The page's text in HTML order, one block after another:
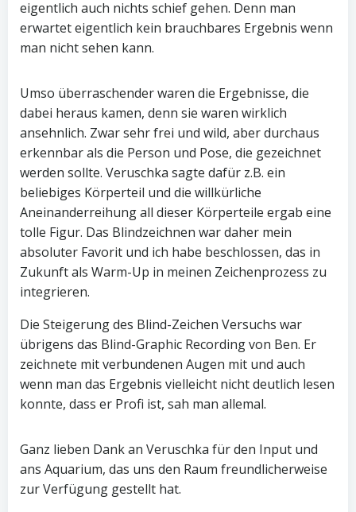
eigentlich auch nichts schief gehen. Denn man
erwartet eigentlich kein brauchbares Ergebnis wenn
man nicht sehen kann.
Umso überraschender waren die Ergebnisse, die
dabei heraus kamen, denn sie waren wirklich
ansehnlich. Zwar sehr frei und wild, aber durchaus
erkennbar als die Person und Pose, die gezeichnet
werden sollte. Veruschka sagte dafür z.B. ein
beliebiges Körperteil und die willkürliche
Aneinanderreihung all dieser Körperteile ergab eine
tolle Figur. Das Blindzeichnen war daher mein
absoluter Favorit und ich habe beschlossen, das in
Zukunft als Warm-Up in meinen Zeichenprozess zu
integrieren.
Die Steigerung des Blind-Zeichen Versuchs war
übrigens das Blind-Graphic Recording von Ben. Er
zeichnete mit verbundenen Augen mit und auch
wenn man das Ergebnis vielleicht nicht deutlich lesen
konnte, dass er Profi ist, sah man allemal.
Ganz lieben Dank an Veruschka für den Input und
ans Aquarium, das uns den Raum freundlicherweise
zur Verfügung gestellt hat.